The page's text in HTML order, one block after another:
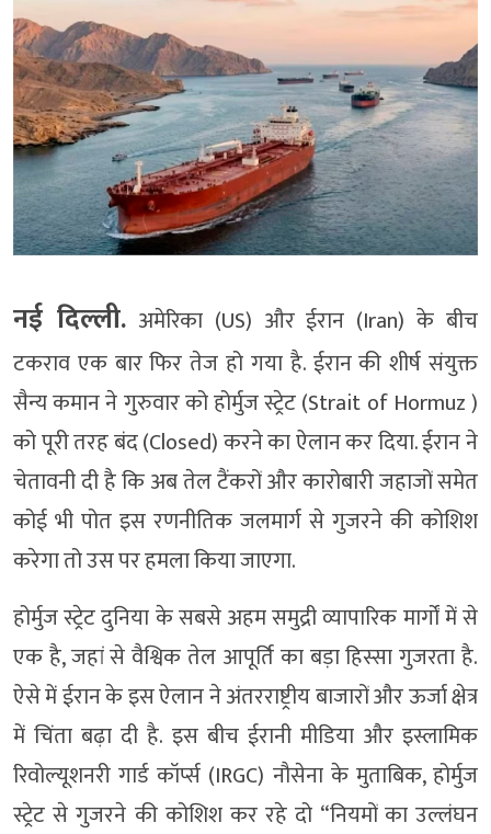
नई दिल्ली.अमेरिका (US) और ईरान (Iran) के बीच
टकराव एक बार फिर तेज हो गया है. ईरान की शीर्ष संयुक्त
सैन्य कमान ने गुरुवार को होर्मुज स्ट्रेट (Strait of Hormuz )
को पूरी तरह बंद (Closed) करने का ऐलान कर दिया. ईरान ने
चेतावनी दी है कि अब तेल टैंकरों और कारोबारी जहाजों समेत
कोई भी पोत इस रणनीतिक जलमार्ग से गुजरने की कोशिश
करेगा तो उस पर हमला किया जाएगा.
होर्मुज स्ट्रेट दुनिया के सबसे अहम समुद्री व्यापारिक मार्गों में से
एक है, जहां से वैश्विक तेल आपूर्ति का बड़ा हिस्सा गुजरता है.
ऐसे में ईरान के इस ऐलान ने अंतरराष्ट्रीय बाजारों और ऊर्जा क्षेत्र
में चिंता बढ़ा दी है. इस बीच ईरानी मीडिया और इस्लामिक
रिवोल्यूशनरी गार्ड कॉर्प्स (IRGC) नौसेना के मुताबिक, होर्मुज
स्ट्रेट से गुजरने की कोशिश कर रहे दो “नियमों का उल्लंघन